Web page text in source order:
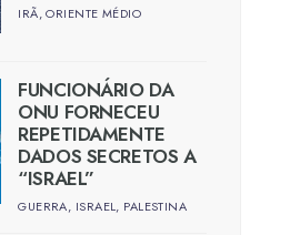
IRÃ,ORIENTE MÉDIO
FUNCIONÁRIO DA
ONU FORNECEU
REPETIDAMENTE
DADOS SECRETOS A
“ISRAEL”
GUERRA, ISRAEL, PALESTINA